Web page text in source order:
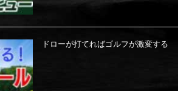
ドローが打てればゴルフが激変する